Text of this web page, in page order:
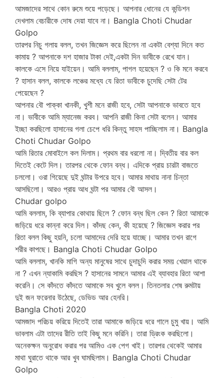
আমজাদের সাথে কোন রুমে শুয়ে পড়েছে। আপনার ধোনের যে কন্ডিশন
দেখলাম বেচারীকে দোষ দেয়া যাবে না। Bangla Choti Chudar
Golpo
তারপর নিচু গলায় বলল, তখন জিজ্ঞেস করে ছিলেন না একটা বেশ্যা দিনে কত
কামায় ? আপনাকে দশ হাজার টাকা দেই,একটা দিন ভাবীকে রেখে যান।
কালকে এসে নিয়ে যাইয়েন। আমি বললাম, পাগল হয়েছেন ? ও কি মনে করবে
? হাসান বলল, কালকে লঞ্চের মধ্যে যে রিতা ভাবীকে চুদেছি সেটা টের
পেয়েছেন ?
আপনার বৌ পাক্কা খানকী, খুশী মনে রাজী হবে, সেটা আপনাকে ভাবতে হবে
না। ভাবীকে আমি ম্যানেজ করব। আপনি রাজী কিনা সেটা বলেন। আমার
ইচ্ছা করছিলো হাসানের গলা চেপে ধরি কিন্তু সাহস পাচ্ছিলাম না। Bangla
Choti Chudar Golpo
আমি রিতার মোবাইলে কল দিলাম। প্রথম বার ধরলো না। দ্বিতীয় বার কল
দিতেই কেটে দিল। তারপর থেকে ফোন বন্ধ। এদিকে প্রায় চারটা বাজতে
চললো। ওরা গিয়েছে দুই ঘন্টার উপরে হবে। আমার মাথায় নানা চিন্তা
আসছিলো। আরও প্রায় আধ ঘন্টা পর আমার বৌ আসল।
Chudar golpo
আমি বললাম, কি ব্যাপার কোথায় ছিলে ? ফোন বন্ধ ছিল কেন ? রিতা আমাকে
জড়িয়ে ধরে কান্না করে দিল। কাঁদছ কেন, কী হয়েছে ? জিজ্ঞেস করার পর
রিতা বলল কিছু হয়নি, চলো আমাদের দেরি হয়ে যাচ্ছে। আমার তখন রাগে
শরীর কাপছে। Bangla Choti Chudar Golpo
আমি বললাম, খানকি মাগি অন্য মানুষের সাথে চুদাচুদি করার সময় খেয়াল থাকে
না ? এখন ন্যাকামি করছিস ? হাসানের সামনে আমার এই ব্যাবহার রিতা আশা
করেনি। সে কাঁদতে কাঁদতে আমাকে সব খুলে বলল। তিনতলার শেষ রুমটায়
দুই জন ফরেনার উঠেছে, ডেভিড আর হেনরি।
Bangla Choti 2020
আমজাদ পরিচয় করিয়ে দিতেই তারা আমাকে জড়িয়ে ধরে গালে চুমু খায়। আমি
ভাবলাম এটা তাদের রীতি তাই কিছু মনে করিনি। তারা ড্রিংক করছিলো।
অনেকক্ষন অনুরোধ করার পর আমিও এক পেগ খাই। তারপর থেকেই আমার
মাথা ঘুরাতে থাকে আর খুব ঘামছিলাম। Bangla Choti Chudar
Golpo